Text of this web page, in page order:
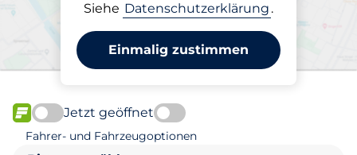
Siehe Datenschutzerklärung .
Einmalig zustimmen
Wählen Sie Ihren Stellplatz
in Köln
FLOW verfügbar
Jetzt geöffnet
Fahrer- und Fahrzeugoptionen